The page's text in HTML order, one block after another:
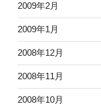
2009年2月
2009年1月
2008年12月
2008年11月
2008年10月